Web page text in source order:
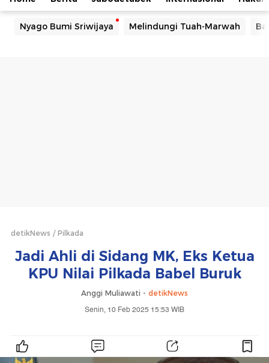
Nyago Bumi Sriwijaya Melindungi Tuah-Marwah
detikNews Pilkada
Jadi Ahli di Sidang MK, Eks Ketua
KPU Nilai Pilkada Babel Buruk
Anggi Muliawati - detikNews
Senin, 10 Feb 2025 15:53 WIB